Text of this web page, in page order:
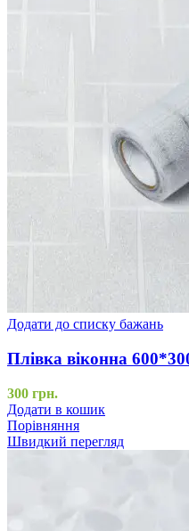
Додати до списку бажань
Плівка віконна
300 грн.
Додати в кошик
Порівняння
Швидкий перегляд